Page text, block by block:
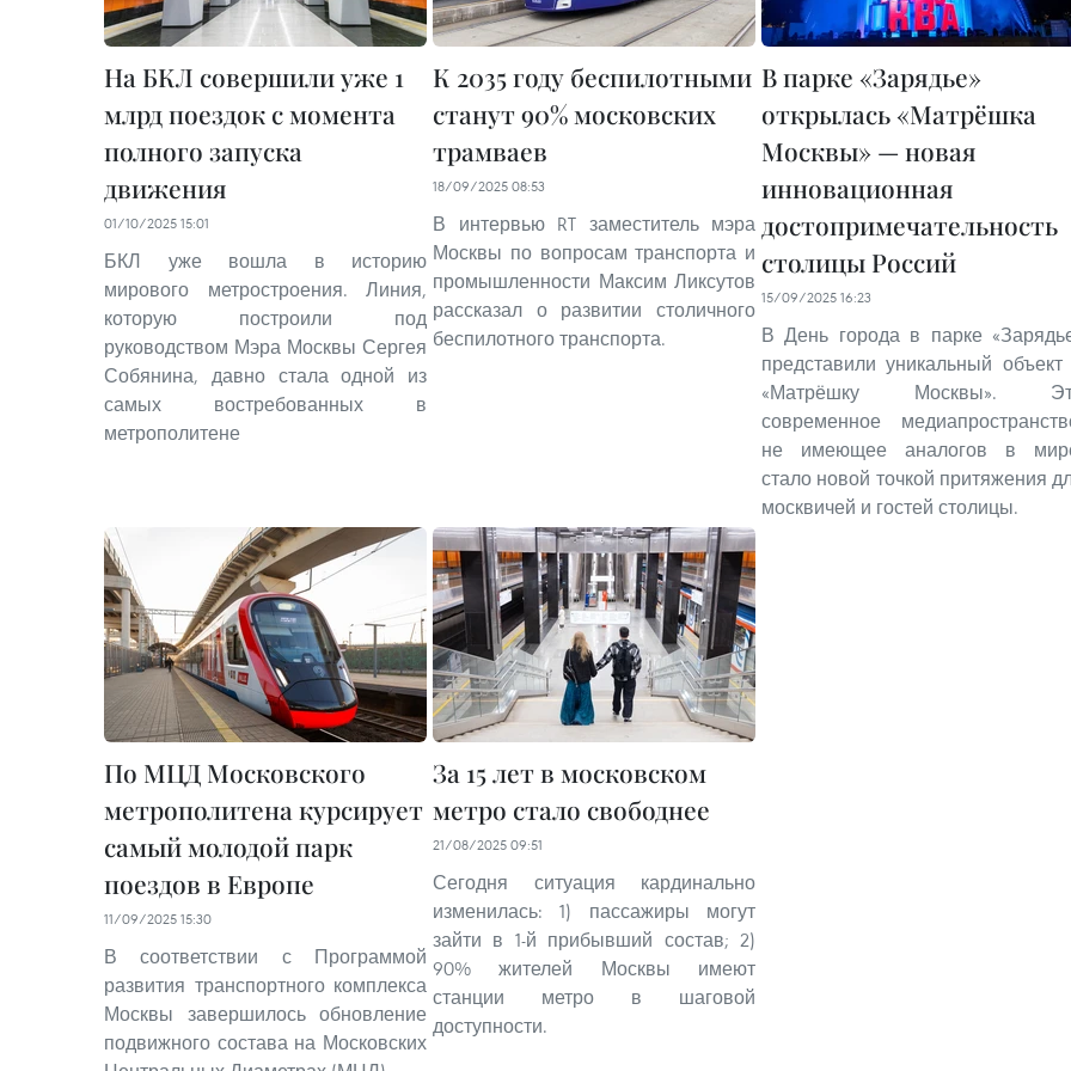
На БКЛ совершили уже 1
млрд поездок с момента
полного запуска
движения
01/10/2025 15:01
БКЛ уже вошла в историю
мирового метростроения. Линия,
которую построили под
руководством Мэра Москвы Сергея
Собянина, давно стала одной из
самых востребованных в
метрополитене
К 2035 году беспилотными
станут 90% московских
трамваев
18/09/2025 08:53
В интервью RT заместитель мэра
Москвы по вопросам транспорта и
промышленности Максим Ликсутов
рассказал о развитии столичного
беспилотного транспорта.
В парке «Зарядье»
открылась «Матрёшка
Москвы» — новая
инновационная
достопримечательность
столицы Россий
15/09/2025 16:23
В День города в парке
представили уникальный
«Матрёшку Москвы».
современное
не имеющее аналогов в
стало новой точкой притяжения
москвичей и гостей столицы.
По МЦД Московского
метрополитена курсирует
самый молодой парк
поездов в Европе
11/09/2025 15:30
В соответствии с Программой
развития транспортного комплекса
Москвы завершилось обновление
подвижного состава на Московских
За 15 лет в московском
метро стало свободнее
21/08/2025 09:51
Сегодня ситуация кардинально
изменилась: 1) пассажиры могут
зайти в 1-й прибывший состав; 2)
90% жителей Москвы имеют
станции метро в шаговой
доступности.